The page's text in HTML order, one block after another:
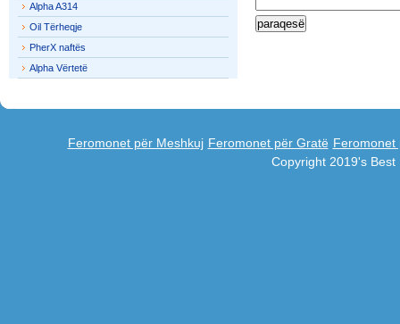
Alpha A314
Oil Tërheqje
PherX naftës
Alpha Vërtetë
Feromonet për Meshkuj Feromonet për Gratë Feromonet
Copyright 2019's Best